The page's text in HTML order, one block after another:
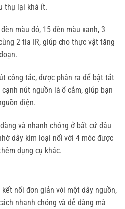
thụ lại khá ít.
màu đỏ, 15 đèn màu xanh, 3
2 tia IR, giúp cho thực vật tăng
công tắc, được phân ra để bật tắt
nút nguồn là ổ cắm, giúp bạn
điện.
và nhanh chóng ở bất cứ đâu
dây kim loại nối với 4 móc được
dụng cụ khác.
nối đơn giản với một dây nguồn,
nhanh chóng và dễ dàng mà